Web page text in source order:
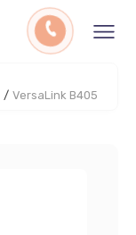
/ VersaLink B405